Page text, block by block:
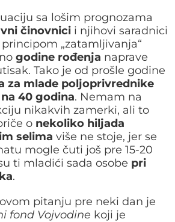
sa lošim prognozama
činovnici i njihovi saradnici
„zatamljivanja“
godine rođenja naprave
Tako je od prošle godine
za mlade poljoprivrednike
40 godina. Nemam na
nikakvih zamerki, ali to
o nekoliko hiljada
selima više ne stoje, jer se
mogle čuti još pre 15-20
ti mladići sada osobe pri
.
pitanju pre neki dan je
fond Vojvodine koji je